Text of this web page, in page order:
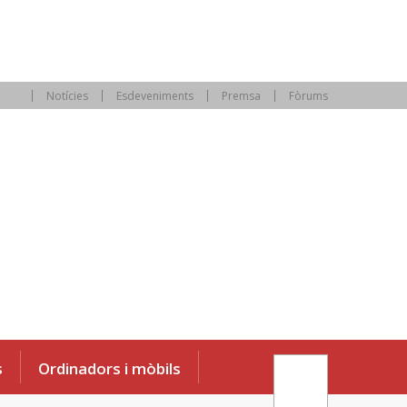
Notícies Esdeveniments Premsa Fòrums
Ordinadors i mòbils